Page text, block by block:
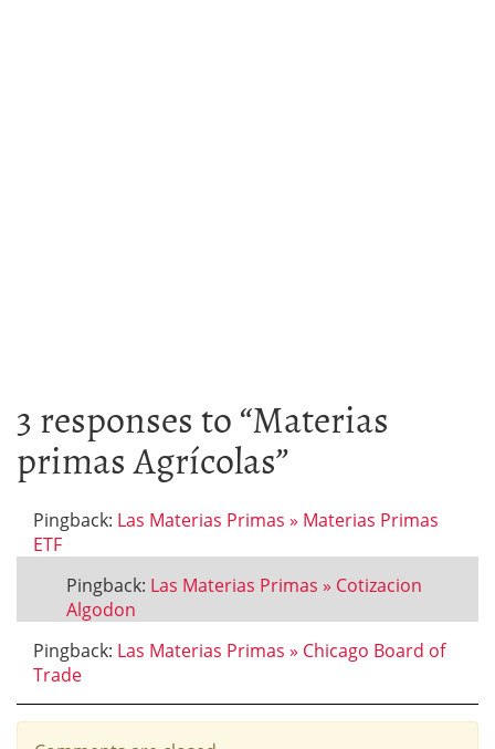
3 responses to “Materias
primas Agrícolas”
Pingback: Las Materias Primas » Materias Primas
ETF
Pingback: Las Materias Primas » Cotizacion
Algodon
Pingback: Las Materias Primas » Chicago Board of
Trade